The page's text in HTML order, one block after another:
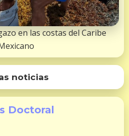
en las costas del Caribe
noticias
Doctoral